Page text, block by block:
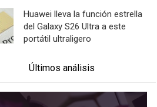
Huawei lleva la función estrella
del Galaxy S26 Ultra a este
portátil ultraligero
Últimos análisis